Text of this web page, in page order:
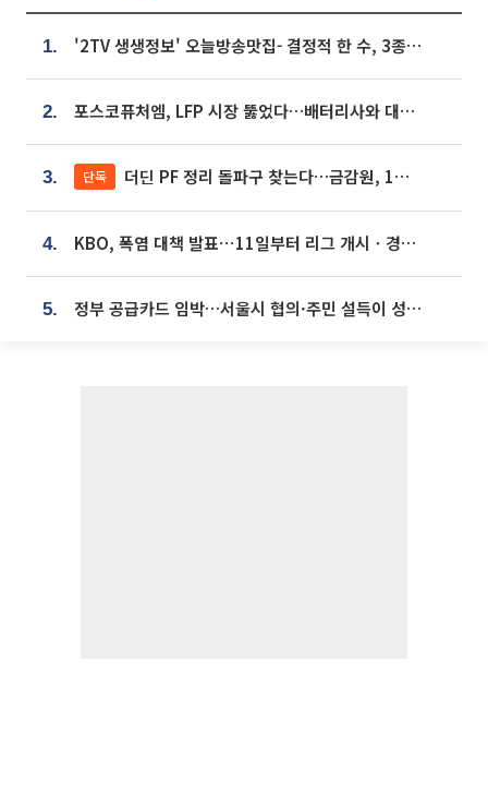
1. '2TV 생생정보' 오늘방송맛집- 결정적 한 수, 3종 메밀면! 메밀 소바 맛집 '의○○○○'
2. 포스코퓨처엠, LFP 시장 뚫었다…배터리사와 대규모 장기 공급 합의
3. 단독 더딘 PF 정리 돌파구 찾는다…금감원, 1년 반 만에 매각설명회 재개
4. KBO, 폭염 대책 발표⋯11일부터 리그 개시ㆍ경기 오후 7시 시작
5. 정부 공급카드 임박…서울시 협의·주민 설득이 성패 가른다 [부동산 해법 전쟁]